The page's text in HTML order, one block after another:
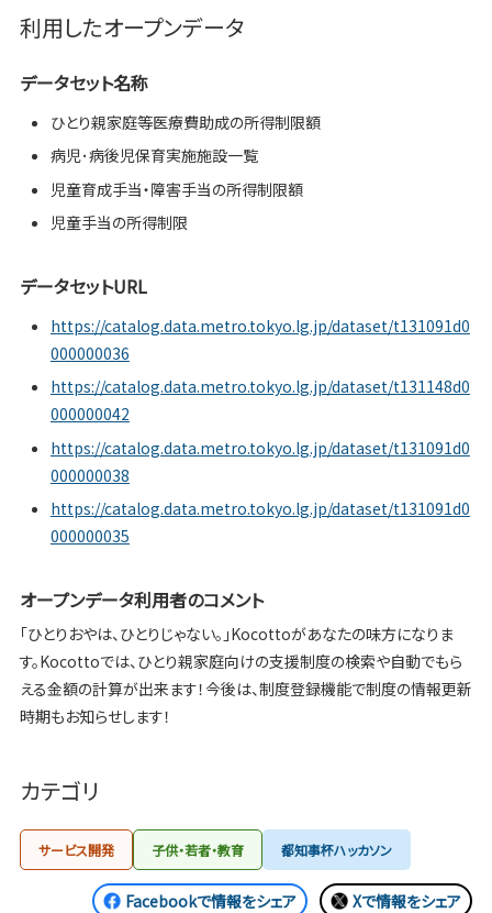
利用したオープンデータ
データセット名称
ひとり親家庭等医療費助成の所得制限額
病児･病後児保育実施施設一覧
児童育成手当・障害手当の所得制限額
児童手当の所得制限
データセットURL
https://catalog.data.metro.tokyo.lg.jp/dataset/t131091d0
000000036
https://catalog.data.metro.tokyo.lg.jp/dataset/t131148d0
000000042
https://catalog.data.metro.tokyo.lg.jp/dataset/t131091d0
000000038
https://catalog.data.metro.tokyo.lg.jp/dataset/t131091d0
000000035
オープンデータ利用者のコメント
「ひとりおやは、ひとりじゃない。」Kocottoがあなたの味方になりま
す。Kocottoでは、ひとり親家庭向けの支援制度の検索や自動でもら
える金額の計算が出来ます！今後は、制度登録機能で制度の情報更新
時期もお知らせします！
カテゴリ
サービス開発 子供・若者・教育 都知事杯ハッカソン
Facebookで情報をシェア Xで情報をシェア